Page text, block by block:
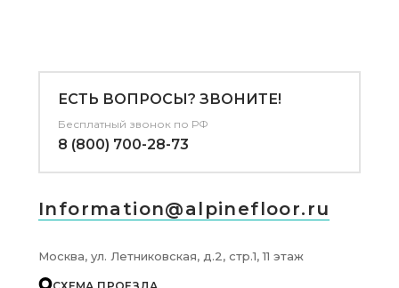
ЕСТЬ ВОПРОСЫ? ЗВОНИТЕ!
Бесплатный звонок по РФ
8 (800) 700-28-73
Information@alpinefloor.ru
Москва, ул. Летниковская, д.2, стр.1, 11 этаж